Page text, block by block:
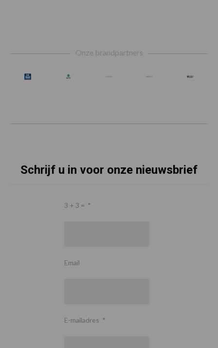
Onze brandpartners
Schrijf u in voor onze nieuwsbrief
3 + 3 = *
Email
E-mailadres *